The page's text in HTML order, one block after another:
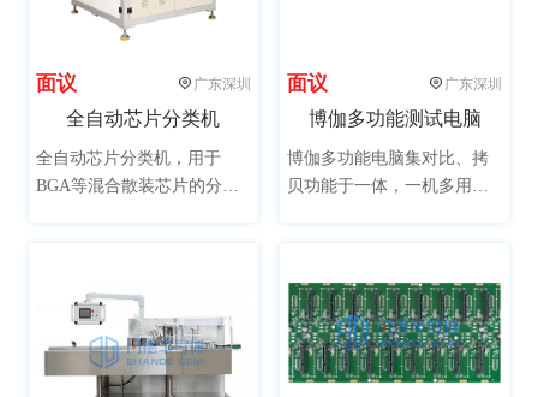
面议 广东深圳
全自动芯片分类机
全自动芯片分类机，用于
BGA等混合散装芯片的分
商，SMT生产线，检测机
构，电子、电器、通讯等行
业。
面议 广东深圳
博伽多功能测试电脑
博伽多功能电脑集对比、拷
贝功能于一体，一机多用，
分满足主流测试需求，达到
提高效率，节省终端成本的
目的。